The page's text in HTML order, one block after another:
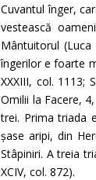
Cuvantul înger,
vestească
Mântuitorul
îngerilor e foarte
XXXIII, col. 1113;
Omilii la Facere,
trei. Prima triada
șase aripi, din
Stâpiniri. A treia
XCIV, col. 872).